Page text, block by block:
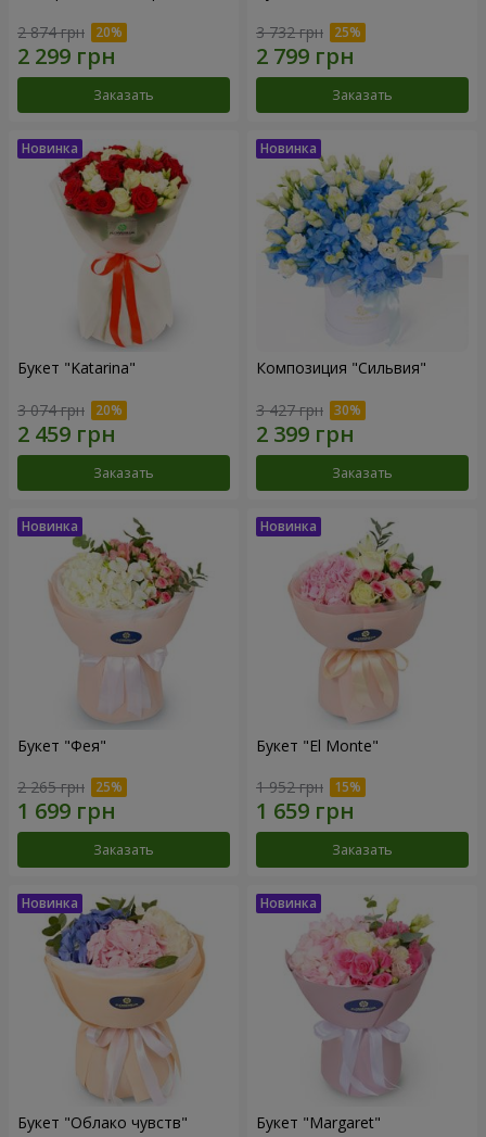
2 874 грн
Заказать
3 732 грн
Заказать
Букет "Katarina"
3 074 грн
Заказать
Композиция "Сильвия"
3 427 грн
Заказать
Букет "Фея"
2 265 грн
Заказать
Букет "El Monte"
1 952 грн
Заказать
Букет "Облако чувств" Букет "Margaret"